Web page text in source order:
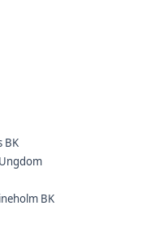
BK
BK